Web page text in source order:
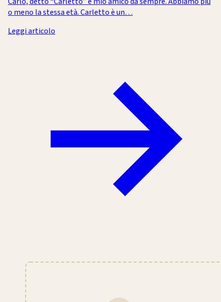
o meno la stessa età. Carletto è un…
Leggi articolo